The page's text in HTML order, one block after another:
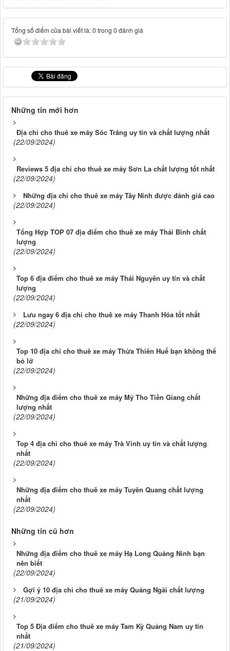
Tổng số điểm của bài viết là: 0 trong 0 đánh giá
Những tin mới hơn
Địa chỉ cho thuê xe máy Sóc Trăng uy tín và chất lượng nhất
(22/09/2024)
Reviews 5 địa chỉ cho thuê xe máy Sơn La chất lượng tốt nhất
(22/09/2024)
Những địa chỉ cho thuê xe máy Tây Ninh được đánh giá cao
(22/09/2024)
Tổng Hợp TOP 07 địa điểm cho thuê xe máy Thái Bình chất
lượng
(22/09/2024)
Top 6 địa điểm cho thuê xe máy Thái Nguyên uy tín và chất
lượng
(22/09/2024)
Lưu ngay 6 địa chỉ cho thuê xe máy Thanh Hóa tốt nhất
(22/09/2024)
Top 10 địa chỉ cho thuê xe máy Thừa Thiên Huế bạn không thể
bỏ lỡ
(22/09/2024)
Những địa điểm cho thuê xe máy Mỹ Tho Tiền Giang chất
lượng nhất
(22/09/2024)
Top 4 địa chỉ cho thuê xe máy Trà Vinh uy tín và chất lượng
nhất
(22/09/2024)
Những địa điểm cho thuê xe máy Tuyên Quang chất lượng
nhất
(22/09/2024)
Những tin cũ hơn
Những địa điểm cho thuê xe máy Hạ Long Quảng Ninh bạn
nên biết
(22/09/2024)
Gợi ý 10 địa chỉ cho thuê xe máy Quảng Ngãi chất lượng
(21/09/2024)
Top 5 Địa điểm cho thuê xe máy Tam Kỳ Quảng Nam uy tín
nhất
(21/09/2024)